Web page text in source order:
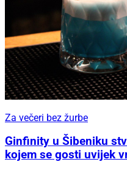
Za večeri bez žurbe
Ginfinity u Šibeniku
kojem se gosti uvijek